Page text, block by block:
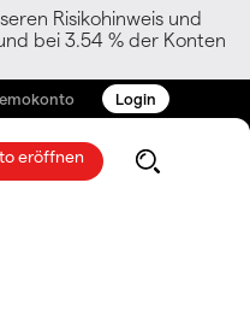
Risikohinweis und
bei 3.54 % der Konten
Login
eröffnen